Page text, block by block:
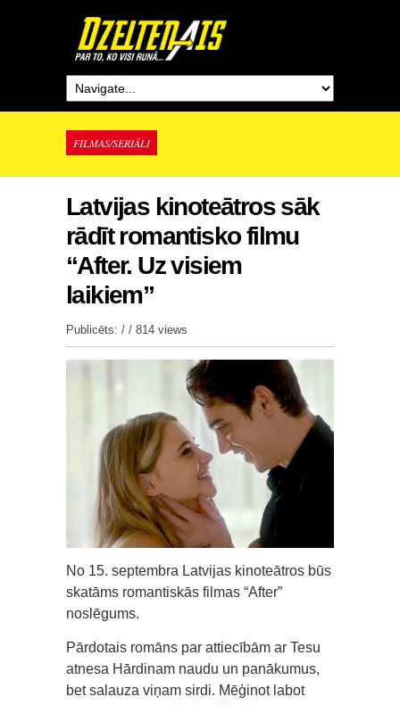
FILMAS/SERIĀLI
Latvijas kinoteātros sāk
rādīt romantisko filmu
“After. Uz visiem
laikiem”
Publicēts: / / 814 views
No 15. septembra Latvijas kinoteātros būs
skatāms romantiskās filmas “After”
noslēgums.
Pārdotais romāns par attiecībām ar Tesu
atnesa Hārdinam naudu un panākumus,
bet salauza viņam sirdi. Mēģinot labot